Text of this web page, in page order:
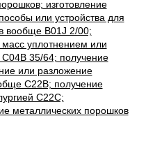
изготовление
или устройства для
вообще B01J 2/00;
масс уплотнением или
35/64; получение
или разложение
C22B; получение
C22C;
металлических порошков